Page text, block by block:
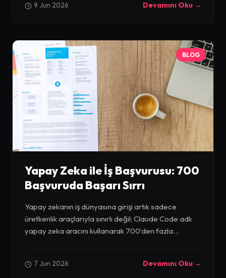
9 Jun 2026 Devamını Oku →
BLOG
Yapay Zeka ile İş Başvurusu: 700
Başvuruda Başarı Sırrı
Yapay zekanın iş dünyasına girişi artık sadece
üretkenlik araçlarıyla sınırlı değil; Claude Code adlı
yapay zeka aracını kullanarak 700’den fazla...
7 Jun 2026 Devamını Oku →